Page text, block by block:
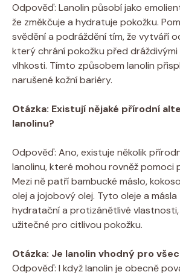
Odpověď:⁤ Lanolin působí⁢ jako⁣
že změkčuje a hydratuje pokožku.
svědění a podráždění tím, že vytváří
který chrání pokožku před
vlhkosti. Tímto způsobem lanolin
narušené kožní bariéry.
Otázka: Existují nějaké přírodní
lanolinu?
Odpověď: Ano, existuje několik
lanolinu, které mohou rovněž pomoci
Mezi ně patří bambucké máslo,‍
olej a jojobový olej. Tyto oleje a másla
hydratační a protizánětlivé⁢
užitečné pro citlivou‍ pokožku.
Otázka: Je lanolin vhodný pro
Odpověď: I když lanolin je obecně